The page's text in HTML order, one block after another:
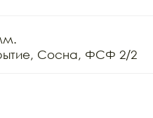
Сосна, ФСФ 2/2